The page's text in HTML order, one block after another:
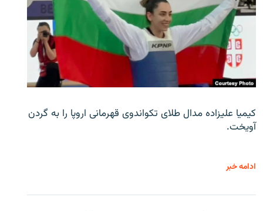
کیمیا علیزاده مدال طلای تکواندوی قهرمانی اروپا را به گردن
آویخت.
ادامه خبر